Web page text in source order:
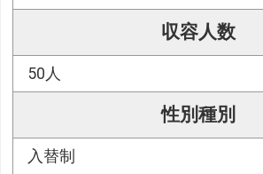
収容人数
50人
性別種別
入替制